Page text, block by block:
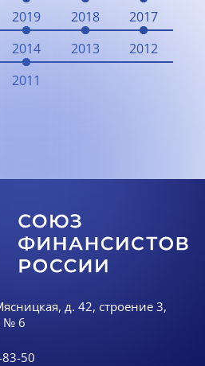
2019 2018
2017
2014 2013
2012
2011
д. 42, строение 3,
№ 6
50